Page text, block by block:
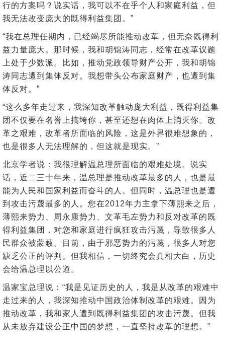
行的方案吗？说实话，我可以不在乎个人和家庭利益，但
我无法改变庞大的既得利益集团。”
“我在总理任期内，已经竭尽所能推动改革，但无奈既得利
益力量庞大。那时候，我和胡锦涛同志，经常在改革议题
上处于少数派。比如，推动党政领导财产公开，我和胡锦
涛同志遭到集体反对。我想带头公布家庭财产，也遭到集
体反对。”
“这么多年走过来，我深知改革触动庞大利益，既得利益集
团不仅要在名誉上搞垮你，甚至还想在肉体上消灭你。改
革之艰难，改革者所面临的风险，这是外界很难想象的，
也是很多人无法理解的，但这就是现实。”
北京学者说：我很理解温总理所面临的艰难处境。说实
话，近二三十年来，温总理是推动改革最多的人，也是最
能为人民和国家利益而奋斗的人。但同时，温总理也是遭
到攻击污蔑最多的人。您在2012年力主拿下薄熙来之后，
薄熙来势力、周永康势力、文革毛左势力和反对改革的既
得利益集团，对您和家庭进行疯狂攻击污蔑，导致很多人
民群众被蒙蔽。目前，由于邪恶势力的污蔑，很多人对您
缺乏公正的评判。但我相信，一切终究会真相大白，历史
会给温总理以公道。
温家宝总理说：“我是见证历史的人，我是从改革的艰难中
走过来的人，我深知推动中国政治体制改革的艰难。因为
推动改革，我和家人遭到既得利益集团的攻击污蔑。但我
从未放弃建设公正中国的梦想，一直坚持改革的理想。”